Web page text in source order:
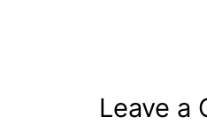
Leave a